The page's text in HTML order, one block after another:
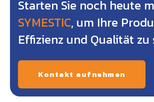
Starten Sie noch heute
SYMESTIC, um Ihre
Effizienz und Qualität zu
Kontakt aufnehmen